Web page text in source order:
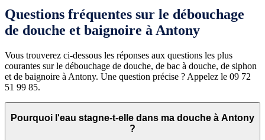
Questions fréquentes sur le débouchage
de douche et baignoire à Antony
Vous trouverez ci-dessous les réponses aux questions les plus
courantes sur le débouchage de douche, de bac à douche, de siphon
et de baignoire à Antony. Une question précise ? Appelez le 09 72
51 99 85.
Pourquoi l'eau stagne-t-elle dans ma douche à Antony
?